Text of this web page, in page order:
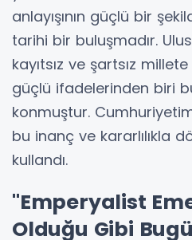
anlayışının güçlü bir
tarihi bir buluşmadır.
kayıtsız ve şartsız
güçlü ifadelerinden biri
konmuştur.
bu inanç ve kararlılıkla
kullandı.
"Emperyalist
Olduğu Gibi